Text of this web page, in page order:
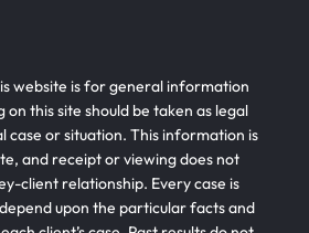
website is for general information
on this site should be taken as legal
case or situation. This information is
and receipt or viewing does not
client relationship. Every case is
upon the particular facts and